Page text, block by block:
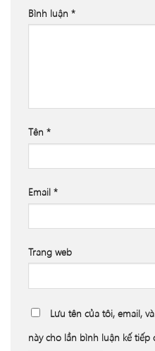
Bình luận *
Tên *
Email *
Trang web
Lưu tên của tôi, email,
này cho lần bình luận kế tiếp